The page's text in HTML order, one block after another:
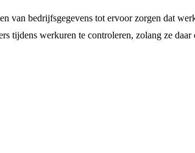
bedrijfsgegevens tot ervoor zorgen dat
tijdens werkuren te controleren, zolang ze daar